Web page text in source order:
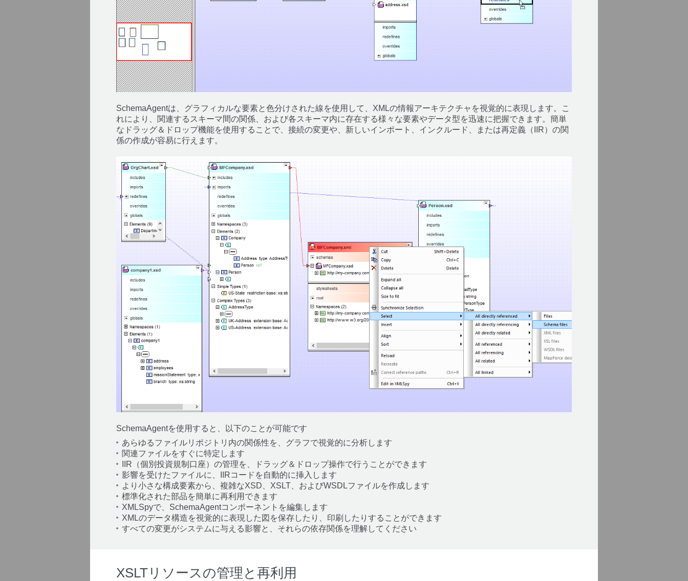
SchemaAgentは、グラフィカルな要素と色分けされた線を使用して、XMLの情報アーキテクチャを視覚的に表現します。こ
れにより、関連するスキーマ間の関係、および各スキーマ内に存在する様々な要素やデータ型を迅速に把握できます。簡単
なドラッグ＆ドロップ機能を使用することで、接続の変更や、新しいインポート、インクルード、または再定義（IIR）の関
係の作成が容易に行えます。
SchemaAgentを使用すると、以下のことが可能です
あらゆるファイルリポジトリ内の関係性を、グラフで視覚的に分析します
関連ファイルをすぐに特定します
IIR（個別投資規制口座）の管理を、ドラッグ＆ドロップ操作で行うことができます
影響を受けたファイルに、IIRコードを自動的に挿入します
より小さな構成要素から、複雑なXSD、XSLT、およびWSDLファイルを作成します
標準化された部品を簡単に再利用できます
XMLSpyで、SchemaAgentコンポーネントを編集します
XMLのデータ構造を視覚的に表現した図を保存したり、印刷したりすることができます
すべての変更がシステムに与える影響と、それらの依存関係を理解してください
XSLTリソースの管理と再利用